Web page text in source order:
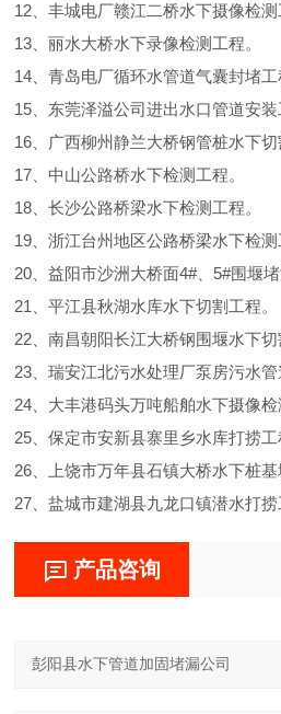
12、丰城电厂赣江二桥水下摄像检测
13、丽水大桥水下录像检测工程。
14、青岛电厂循环水管道气囊封堵工
15、东莞泽溢公司进出水口管道安装
16、广西柳州静兰大桥钢管桩水下切
17、中山公路桥水下检测工程。
18、长沙公路桥梁水下检测工程。
19、浙江台州地区公路桥梁水下检测
20、益阳市沙洲大桥面4#、5#围堰堵
21、平江县秋湖水库水下切割工程。
22、南昌朝阳长江大桥钢围堰水下切
23、瑞安江北污水处理厂泵房污水管
24、大丰港码头万吨船舶水下摄像检
25、保定市安新县寨里乡水库打捞工
26、上饶市万年县石镇大桥水下桩基
27、盐城市建湖县九龙口镇潜水打捞
产品咨询